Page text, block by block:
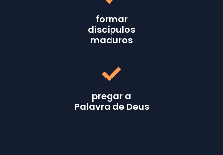
formar
discípulos
maduros
pregar a
Palavra de Deus